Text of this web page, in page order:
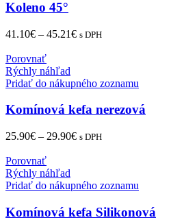
Koleno 45°
41.10€ – 45.21€ s DPH
Porovnať
Rýchly náhľad
Pridať do nákupného zoznamu
Komínová kefa nerezová
25.90€ – 29.90€ s DPH
Porovnať
Rýchly náhľad
Pridať do nákupného zoznamu
Komínová kefa Silikonová